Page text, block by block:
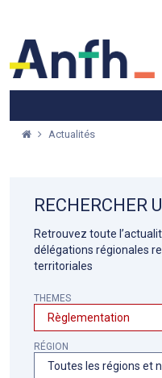
Actualités
RECHERCHER
Retrouvez toute
délégations régionales
territoriales
THEMES
RÉGION